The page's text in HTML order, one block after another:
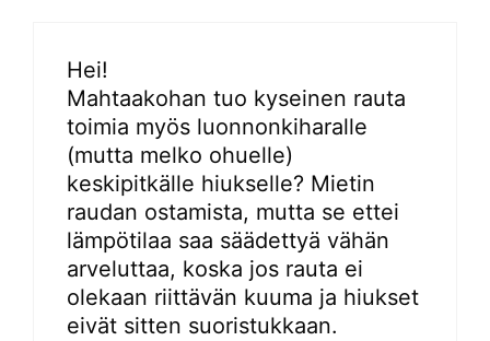
Hei!
Mahtaakohan tuo kyseinen rauta
toimia myös luonnonkiharalle
(mutta melko ohuelle)
keskipitkälle hiukselle? Mietin
raudan ostamista, mutta se ettei
lämpötilaa saa säädettyä vähän
arveluttaa, koska jos rauta ei
olekaan riittävän kuuma ja hiukset
eivät sitten suoristukkaan.